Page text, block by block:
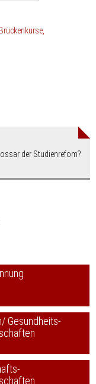
Brückenkurse
der Studienrefom?
Gesundheits-